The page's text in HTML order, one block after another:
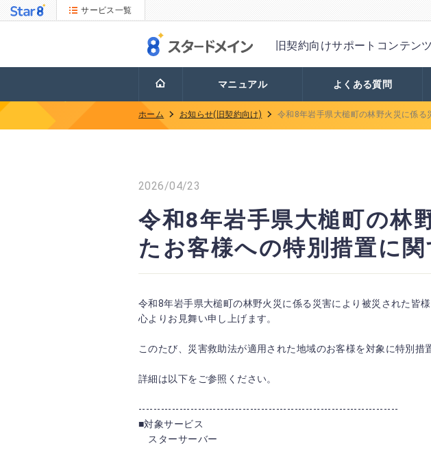
サービス一覧
旧契約向けサポートコンテンツ
マニュアル よくある質問
ホーム お知らせ(旧契約向け) 令和8年岩手県大槌町の林野火災に係
2026/04/23
令和8年岩手県大槌町の林
たお客様への特別措置に
令和8年岩手県大槌町の林野火災に係る災害により被災された皆
心よりお見舞い申し上げます。
このたび、災害救助法が適用された地域のお客様を対象に特別措
詳細は以下をご参照ください。
----------------------------------------------------------------------
■対象サービス
スターサーバー